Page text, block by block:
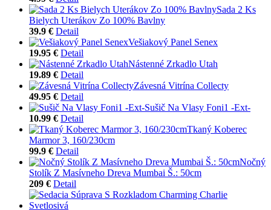
Sada 2 Ks
Bielych Uterákov Zo 100% Bavlny
39.9 € Detail
Vešiakový Panel Senex
19.95 € Detail
Nástenné Zrkadlo Utah
19.89 € Detail
Závesná Vitrína Collecty
49.95 € Detail
Sušič Na Vlasy Foni1 -Ext-
10.99 € Detail
Tkaný Koberec
Marmor 3, 160/230cm
99.9 € Detail
Nočný
Stolík Z Masívneho Dreva Mumbai Š.: 50cm
209 € Detail